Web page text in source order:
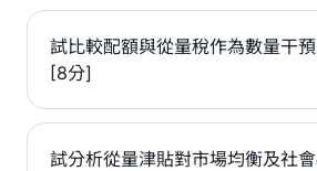
試比較配額與從量稅作為數量干
[8分]
試分析從量津貼對市場均衡及社